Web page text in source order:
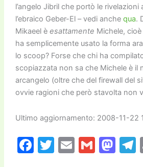
l’angelo Jibril che portò le rivelazioni
l’ebraico Geber-El – vedi anche qua.
Mikaeel è esattamente Michele,
ha semplicemente usato la forma
lo scoop? Forse che chi ha compilato
scopiazzata non sa che Michele è il
arcangelo (oltre che del firewall del
ovvie ragioni che però stavolta non
Ultimo aggiornamento: 2008-11-22
F T E G M